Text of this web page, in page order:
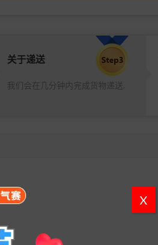
X
关于递送
我们会在几分钟内完成货物递送.